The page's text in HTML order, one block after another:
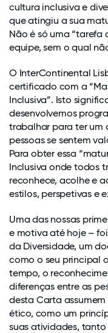
cultura inclusiva e
que atingiu a sua
Não é só uma “tarefa
equipe, sem o qual
O InterContinental
certificado com a
Inclusiva”. Isto
desenvolvemos
trabalhar para ter um
pessoas se sentem
Para obter essa
Inclusiva onde todos
reconhece, acolhe e
estilos, perspetivas e
Uma das nossas
e motiva até hoje –
da Diversidade, um
como o seu principal
tempo, o
diferenças entre as
desta Carta
ético, como um
suas atividades,